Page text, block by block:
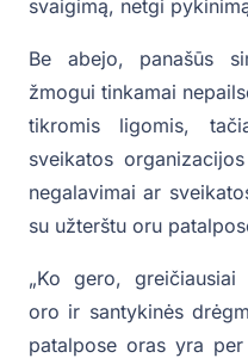
svaigimą, netgi
Be abejo, panašūs
žmogui tinkamai
tikromis ligomis,
sveikatos
negalavimai ar
su užterštu oru
„Ko gero,
oro ir santykinės
patalpose oras yra